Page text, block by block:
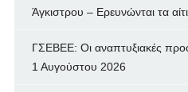
Άγκιστρου – Ερευνώνται τα
ΓΣΕΒΕΕ: Οι αναπτυξιακές
1 Αυγούστου 2026